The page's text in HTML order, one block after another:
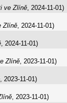
ve Zlíně, 2024-11-01)
Zlíně, 2024-11-01)
, 2024-11-01)
Zlíně, 2023-11-01)
, 2023-11-01)
, 2023-11-01)